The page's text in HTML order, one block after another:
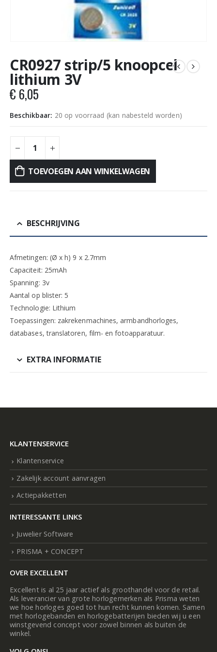
CR0927 strip/5 knoopcel
lithium 3V
€ 6,05
Beschikbaar: 20 op voorraad (kan nabesteld worden)
TOEVOEGEN AAN WINKELWAGEN
BESCHRIJVING
Afmetingen: (Ø x h) 9 x 2.7mm
Capaciteit: 25mAh
Spanning: 3v
Aantal op blister: 5
Technologie: Lithium
Toepassingen: zakrekenmachines, armbandhorloges,
databases, translatoren, film- en fotoapparatuur.
EXTRA INFORMATIE
KLANTENSERVICE
Klantenservice
Zakelijk account aanvragen
Actiepakketten
INTERESSANTE LINKS
Juwelier Software
PRISMA + CONCEPT
OVER EXCELLENT
Excellent is al 25 jaar actief als groothandel voor de retail.
Als leverancier van grote horlogemerken als Prisma weten
we hoe horloges goed tot hun recht kunnen komen. Samen
met horlogebanden en horlogebatterijen bieden wij u een
winstgevend concept voor zowel binnen als buiten de
winkel.